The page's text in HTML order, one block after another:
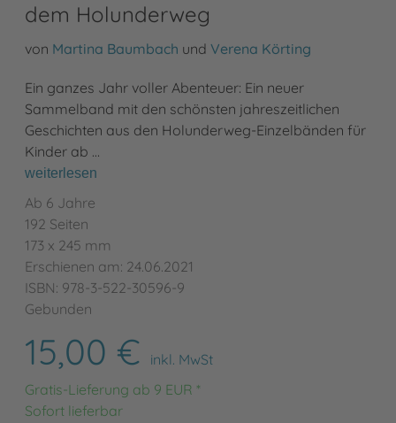
dem Holunderweg
von Martina Baumbach und Verena Körting
Ein ganzes Jahr voller Abenteuer: Ein neuer
Sammelband mit den schönsten jahreszeitlichen
Geschichten aus den Holunderweg-Einzelbänden für
Kinder ab …
weiterlesen
Ab 6 Jahre
192 Seiten
173 x 245 mm
Erschienen am: 24.06.2021
ISBN: 978-3-522-30596-9
Gebunden
15,00 €
inkl. MwSt
Gratis-Lieferung ab 9 EUR *
Sofort lieferbar